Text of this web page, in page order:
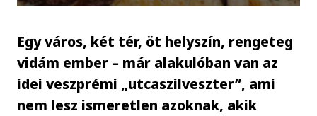
Egy város, két tér, öt helyszín, rengeteg
vidám ember – már alakulóban van az
idei veszprémi „utcaszilveszter”, ami
nem lesz ismeretlen azoknak, akik